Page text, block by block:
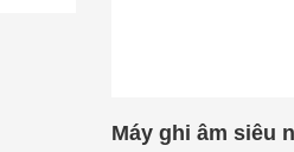
Máy ghi âm siêu